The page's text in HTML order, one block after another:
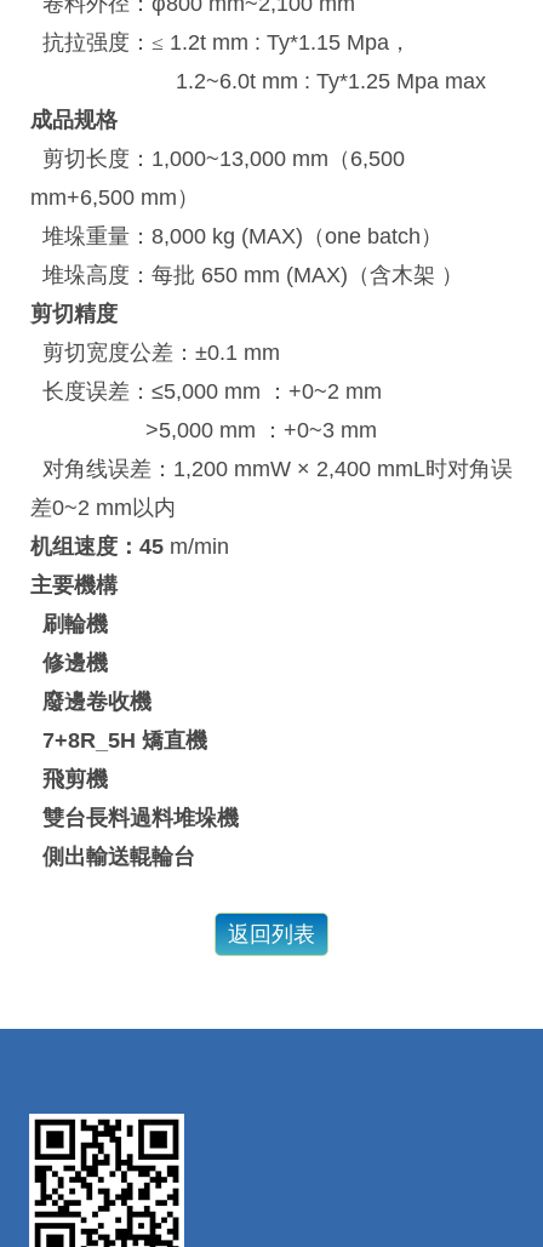
抗拉强度： ≤ 1.2t mm : Ty*1.15 Mpa，
1.2~6.0t mm : Ty*1.25 Mpa max
成品规格
剪切长度：1,000~13,000 mm（6,500
mm+6,500 mm）
堆垛重量：8,000 kg (MAX)（one batch）
堆垛高度：每批 650 mm (MAX)（含木架 ）
剪切精度
剪切宽度公差：±0.1 mm
长度误差：≤5,000 mm ：+0~2 mm
>5,000 mm ：+0~3 mm
对角线误差：1,200 mmW × 2,400 mmL时对角误
差0~2 mm以内
机组速度： 45 m/min
主要機構
刷輪機
修邊機
廢邊卷收機
7+8R_5H 矯直機
飛剪機
雙台長料過料堆垛機
側出輸送輥輪台